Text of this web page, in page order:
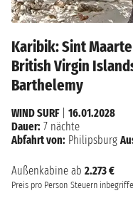
Karibik: Sint
British Virgin
Barthelemy
Außenkabine ab 2.273 €
Preis pro Person Steuern
WIND SURF| 16.01.2028
Dauer: 7 nächte
Abfahrt von: Philipsburg